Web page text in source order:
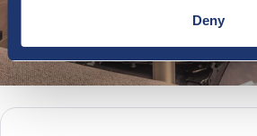
Deny